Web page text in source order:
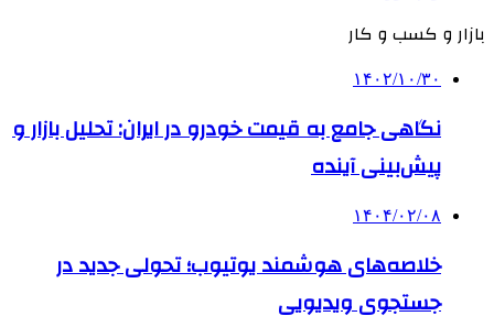
بازار و کسب و کار
۱۴۰۲/۱۰/۳۰
نگاهی جامع به قیمت خودرو در ایران: تحلیل بازار و
پیش‌بینی آینده
۱۴۰۴/۰۲/۰۸
خلاصه‌های هوشمند یوتیوب؛ تحولی جدید در
جستجوی ویدیویی